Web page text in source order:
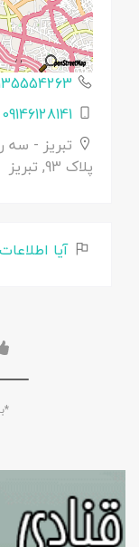
09146128141
تبریز - سه
پلاک 93, تبریز
آیا